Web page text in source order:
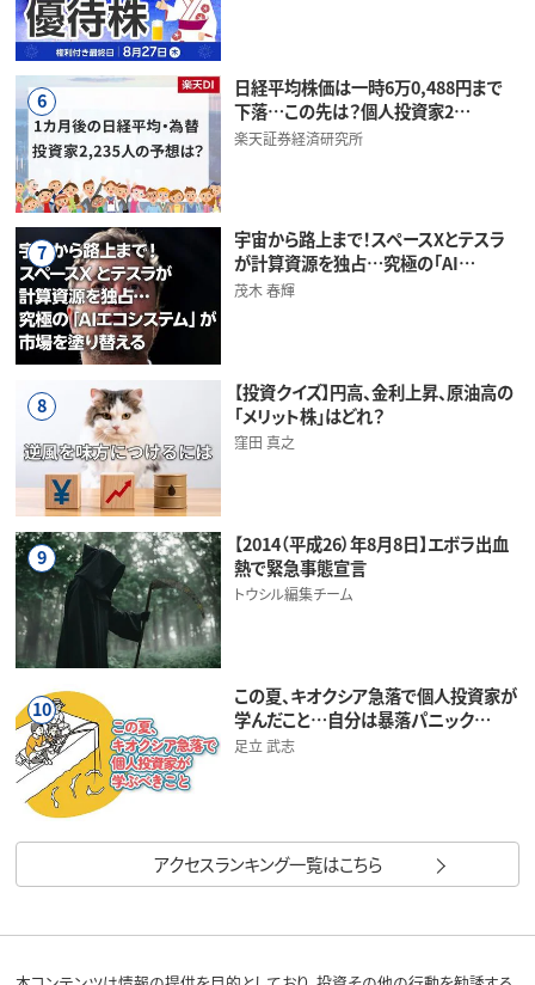
6
日経平均株価は一時6万0,488円まで
下落…この先は？個人投資家2…
楽天証券経済研究所
7
宇宙から路上まで！スペースXとテスラ
が計算資源を独占…究極の「AI…
茂木 春輝
8
【投資クイズ】円高、金利上昇、原油高の
「メリット株」はどれ？
窪田 真之
9
【2014（平成26）年8月8日】エボラ出血
熱で緊急事態宣言
トウシル編集チーム
10
この夏、キオクシア急落で個人投資家が
学んだこと…自分は暴落パニック…
足立 武志
アクセスランキング一覧はこちら